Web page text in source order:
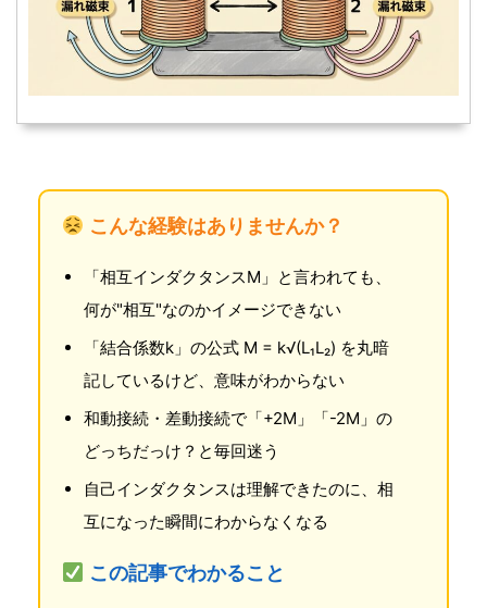
こんな経験はありませんか？
「相互インダクタンスM」と言われても、
何が"相互"なのかイメージできない
「結合係数k」の公式 M = k√(L₁L₂) を丸暗
記しているけど、意味がわからない
和動接続・差動接続で「+2M」「-2M」の
どっちだっけ？と毎回迷う
自己インダクタンスは理解できたのに、相
互になった瞬間にわからなくなる
この記事でわかること